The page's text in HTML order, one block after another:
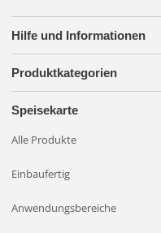
Helle Farbe:Amber
Autorisierung:ECE, EMV
Schutz vor Nässe:
Größe (LxBxH):
Hilfe und Informationen
Produktkategorien
Speisekarte
Alle Produkte
Einbaufertig
Anwendungsbereiche